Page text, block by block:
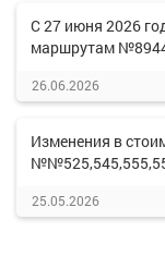
С 27 июня 2026
маршрутам
26.06.2026
Изменения в
25.05.2026